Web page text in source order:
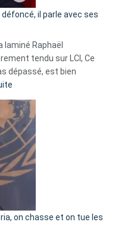
«
C’est
fake
news
»
il parle avec ses
laminé Raphaël
tendu sur LCI, Ce
dépassé, est bien
Tegnér
exulte
« Zemmour
a
tout
parle
on chasse et on tue les